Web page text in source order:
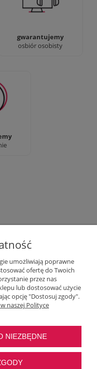
gwarantujemy
osbiór osobisty
Jesteśmy prawdziwi :)
możesz przyjść i
umożliwiają poprawne
ofertę do Twoich
przez nas
lub dostosować użycie
opcję "Dostosuj zgody".
naszej Polityce
NIEZBĘDNE